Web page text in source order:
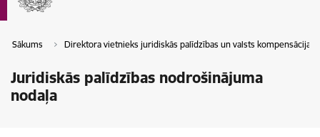
Sākums Direktora vietnieks juridiskās palīdzības un valsts kompensācijas
Juridiskās palīdzības nodrošinājuma
nodaļa